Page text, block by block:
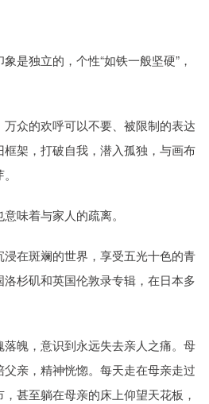
是独立的，个性“如铁一般坚硬”，
众的欢呼可以不要、被限制的表达
架，打破自我，潜入孤独，与画布
味着与家人的疏离。
在斑斓的世界，享受五光十色的青
杉矶和英国伦敦录专辑，在日本多
魄，意识到永远失去亲人之痛。母
亲，精神恍惚。每天走在母亲走过
甚至躺在母亲的床上仰望天花板，